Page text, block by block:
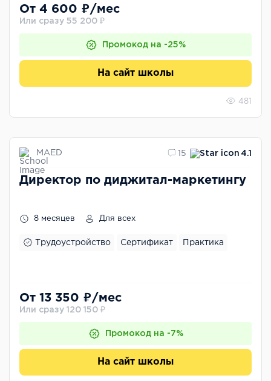
От 4 600 ₽/мес
Или сразу 55 200 ₽
Промокод на -25%
На сайт школы
481
MAED 15 4.1
Директор по диджитал-маркетингу
8 месяцев Для всех
Трудоустройство Сертификат Практика
От 13 350 ₽/мес
Или сразу 120 150 ₽
Промокод на -7%
На сайт школы